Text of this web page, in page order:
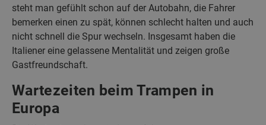
steht man gefühlt schon auf der Autobahn, die Fahrer
bemerken einen zu spät, können schlecht halten und auch
nicht schnell die Spur wechseln. Insgesamt haben die
Italiener eine gelassene Mentalität und zeigen große
Gastfreundschaft.
Wartezeiten beim Trampen in
Europa